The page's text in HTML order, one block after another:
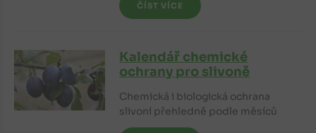
ČÍST VÍCE
Kalendář chemické
ochrany pro slivoně
Chemická i biologická ochrana
slivoní přehledně podle měsíců